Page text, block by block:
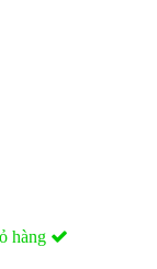
hàng